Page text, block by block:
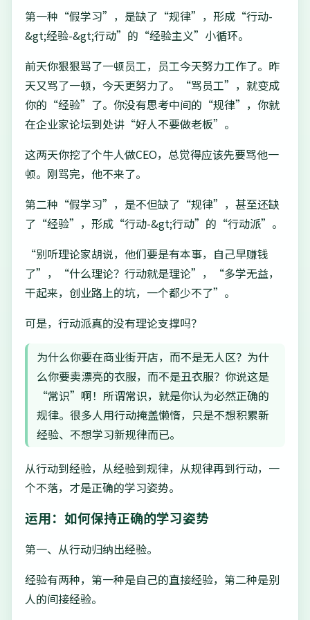
第一种“假学习”，是缺了“规律”，形成“行动-
&gt;经验-&gt;行动”的“经验主义”小循环。
前天你狠狠骂了一顿员工，员工今天努力工作了。昨
天又骂了一顿，今天更努力了。“骂员工”，就变成
你的“经验”了。你没有思考中间的“规律”，你就
在企业家论坛到处讲“好人不要做老板”。
这两天你挖了个牛人做CEO，总觉得应该先要骂他一
顿。刚骂完，他不来了。
第二种“假学习”，是不但缺了“规律”，甚至还缺
了“经验”，形成“行动-&gt;行动”的“行动派”。
“别听理论家胡说，他们要是有本事，自己早赚钱
了”，“什么理论？行动就是理论”，“多学无益，
干起来，创业路上的坑，一个都少不了”。
可是，行动派真的没有理论支撑吗？
为什么你要在商业街开店，而不是无人区？为什
么你要卖漂亮的衣服，而不是丑衣服？你说这是
“常识”啊！所谓常识，就是你认为必然正确的
规律。很多人用行动掩盖懒惰，只是不想积累新
经验、不想学习新规律而已。
从行动到经验，从经验到规律，从规律再到行动，一
个不落，才是正确的学习姿势。
运用：如何保持正确的学习姿势
第一、从行动归纳出经验。
经验有两种，第一种是自己的直接经验，第二种是别
人的间接经验。